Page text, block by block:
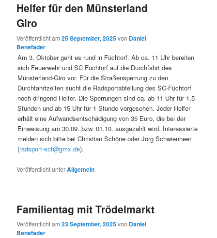
Helfer für den Münsterland
Giro
Veröffentlicht am25 September, 2025von Daniel
Benefader
Am 3. Oktober geht es rund in Füchtorf. Ab ca. 11 Uhr bereiten
sich Feuerwehr und SC Füchtorf auf die Durchfahrt des
Münsterland-Giro vor. Für die Straßensperrung zu den
Durchfahrtzeiten sucht die Radsportabteilung des SC-Füchtorf
noch dringend Helfer. Die Sperrungen sind ca. ab 11 Uhr für 1,5
Stunden und ab 15 Uhr für 1 Stunde vorgesehen. Jeder Helfer
erhält eine Aufwandsentschädigung von 35 Euro, die bei der
Einweisung am 30.09. bzw. 01.10. ausgezahlt wird. Interessierte
melden sich bitte bei Christian Schöne oder Jörg Schwienheer
(radsport-scf@gmx.de).
Veröffentlicht unterAllgemein
Familientag mit Trödelmarkt
Veröffentlicht am23 September, 2025von Daniel
Benefader